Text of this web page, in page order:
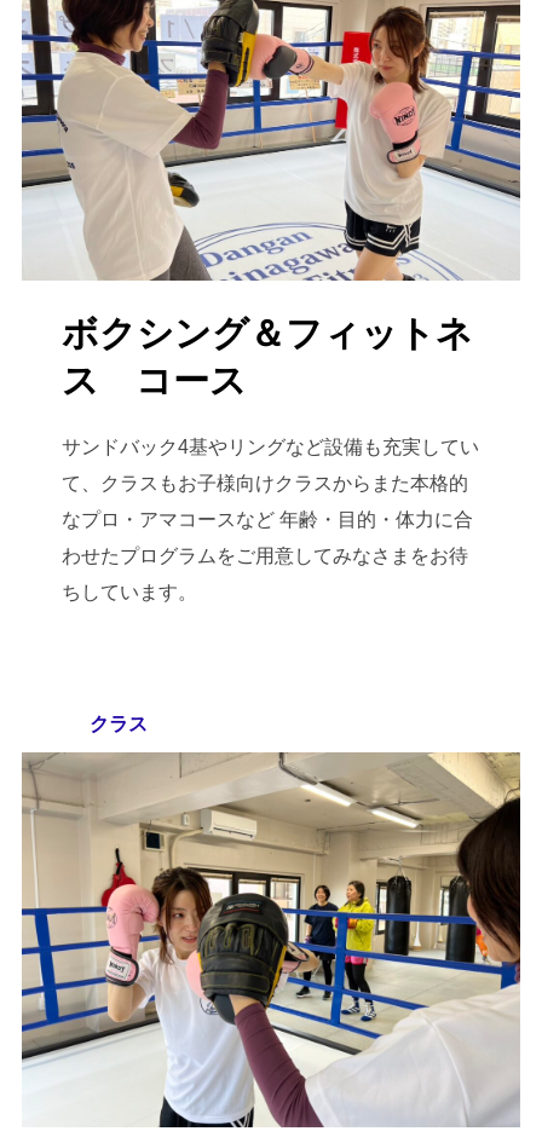
ボクシング＆フィットネ
ス コース
サンドバック4基やリングなど設備も充実してい
て、クラスもお子様向けクラスからまた本格的
なプロ・アマコースなど 年齢・目的・体力に合
わせたプログラムをご用意してみなさまをお待
ちしています。
クラス